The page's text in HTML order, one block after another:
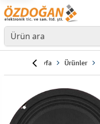
Anasayfa Ürünler